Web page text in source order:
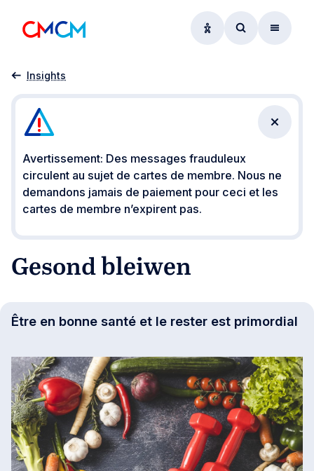
OptionsAccéder au
Menu
Accueil
Insights
Gesond bleiwen
Avertissement: Des messages frauduleux
circulent au sujet de cartes de membre. Nous ne
demandons jamais de paiement pour ceci et les
cartes de membre n’expirent pas.
Gesond bleiwen
Être en bonne santé et le rester est primordial